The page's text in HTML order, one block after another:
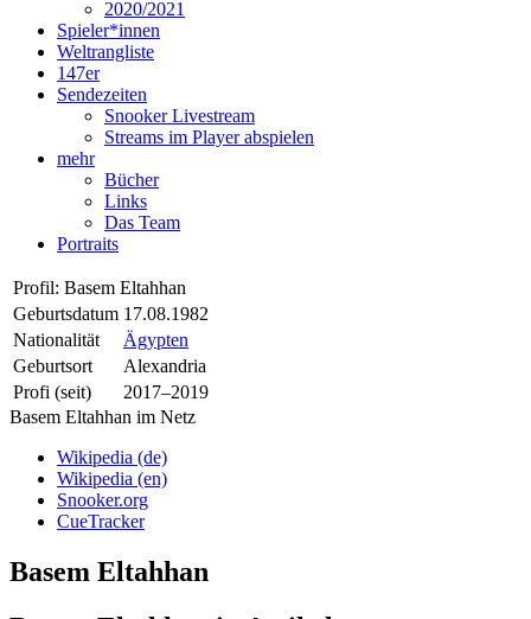
2020/2021
Spieler*innen
Weltrangliste
147er
Sendezeiten
Snooker Livestream
Streams im Player abspielen
mehr
Bücher
Links
Das Team
Portraits
Profil: Basem Eltahhan
Geburtsdatum 17.08.1982
Nationalität
Ägypten
Geburtsort
Alexandria
Profi (seit)
2017–2019
Basem Eltahhan im Netz
Wikipedia (de)
Wikipedia (en)
Snooker.org
CueTracker
Basem Eltahhan